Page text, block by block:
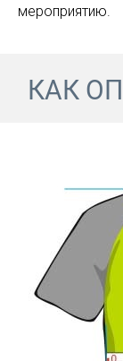
мероприятию.
КАК